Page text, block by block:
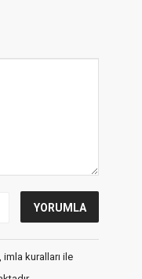
kuralları ile